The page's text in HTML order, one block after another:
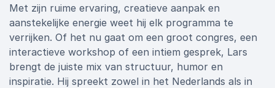
Met zijn ruime ervaring, creatieve aanpak en
aanstekelijke energie weet hij elk programma te
verrijken. Of het nu gaat om een groot congres, een
interactieve workshop of een intiem gesprek, Lars
brengt de juiste mix van structuur, humor en
inspiratie. Hij spreekt zowel in het Nederlands als in